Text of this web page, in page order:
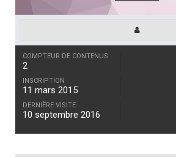
COMPTEUR DE CONTENUS
2
INSCRIPTION
11 mars 2015
DERNIÈRE VISITE
10 septembre 2016